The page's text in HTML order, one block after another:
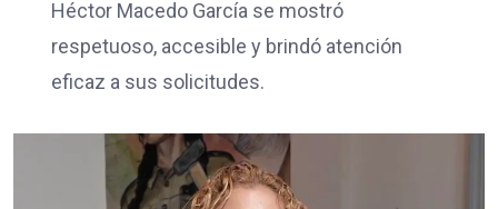
Héctor Macedo García se mostró
respetuoso, accesible y brindó atención
eficaz a sus solicitudes.